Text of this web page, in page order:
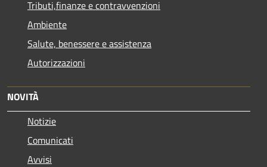
Tributi,finanze e contravvenzioni
Ambiente
Salute, benessere e assistenza
Autorizzazioni
NOVITÀ
Notizie
Comunicati
Avvisi